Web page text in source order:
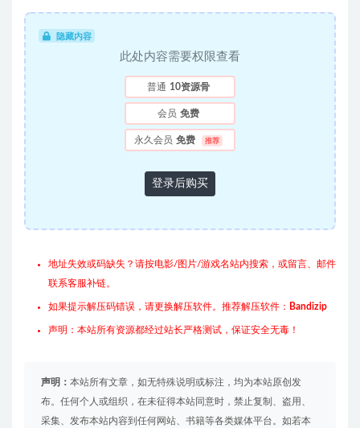
隐藏内容
此处内容需要权限查看
普通 10资源骨
会员 免费
永久会员 免费 推荐
登录后购买
地址失效或码缺失？请按电影/图片/游戏名站内搜索，或留言、邮件
联系客服补链。
如果提示解压码错误，请更换解压软件。推荐解压软件： Bandizip
声明：本站所有资源都经过站长严格测试，保证安全无毒！
声明： 本站所有文章，如无特殊说明或标注，均为本站原创发
布。任何个人或组织，在未征得本站同意时，禁止复制、盗用、
采集、发布本站内容到任何网站、书籍等各类媒体平台。如若本